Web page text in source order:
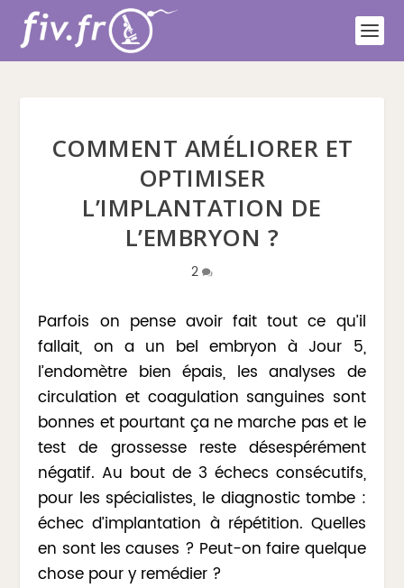
COMMENT AMÉLIORER ET
OPTIMISER
L’IMPLANTATION DE
L’EMBRYON ?
2
Parfois on pense avoir fait tout ce qu’il
fallait, on a un bel embryon à Jour 5,
l’endomètre bien épais, les analyses de
circulation et coagulation sanguines sont
bonnes et pourtant ça ne marche pas et le
test de grossesse reste désespérément
négatif. Au bout de 3 échecs consécutifs,
pour les spécialistes, le diagnostic tombe :
échec d’implantation à répétition. Quelles
en sont les causes ? Peut-on faire quelque
chose pour y remédier ?